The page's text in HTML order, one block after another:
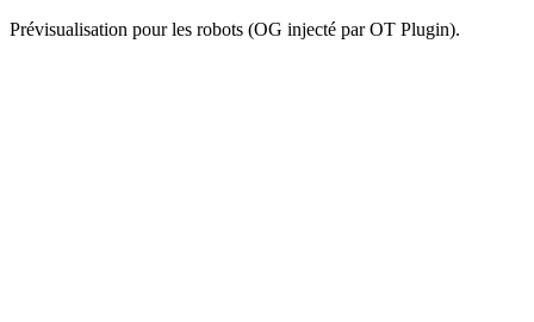
Prévisualisation pour les robots (OG injecté par OT Plugin).